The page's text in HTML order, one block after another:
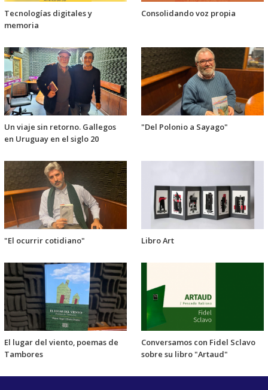
Tecnologías digitales y
memoria
Consolidando voz propia
Un viaje sin retorno. Gallegos
en Uruguay en el siglo 20
"Del Polonio a Sayago"
"El ocurrir cotidiano" Libro Art
El lugar del viento, poemas de
Tambores
Conversamos con Fidel Sclavo
sobre su libro "Artaud"